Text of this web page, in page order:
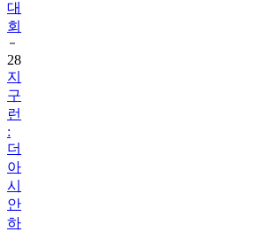
대
회
28
지
구
런
:
더
아
시
안
하